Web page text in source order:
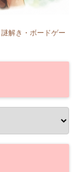
解き・ボードゲー